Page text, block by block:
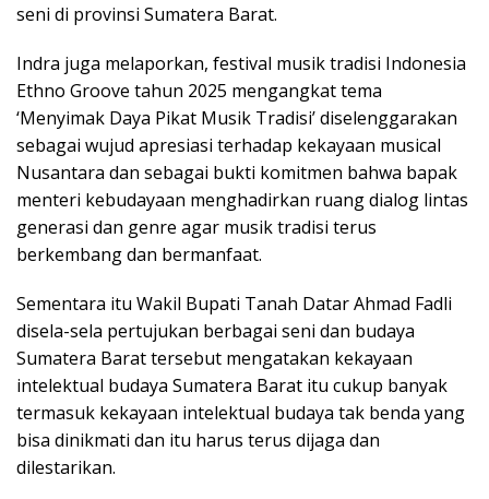
seni di provinsi Sumatera Barat.
Indra juga melaporkan, festival musik tradisi Indonesia
Ethno Groove tahun 2025 mengangkat tema
‘Menyimak Daya Pikat Musik Tradisi’ diselenggarakan
sebagai wujud apresiasi terhadap kekayaan musical
Nusantara dan sebagai bukti komitmen bahwa bapak
menteri kebudayaan menghadirkan ruang dialog lintas
generasi dan genre agar musik tradisi terus
berkembang dan bermanfaat.
Sementara itu Wakil Bupati Tanah Datar Ahmad Fadli
disela-sela pertujukan berbagai seni dan budaya
Sumatera Barat tersebut mengatakan kekayaan
intelektual budaya Sumatera Barat itu cukup banyak
termasuk kekayaan intelektual budaya tak benda yang
bisa dinikmati dan itu harus terus dijaga dan
dilestarikan.